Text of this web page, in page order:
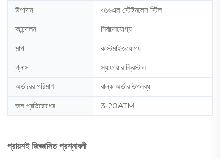
উপাদান ৩১৬এল স্টেইনলেস স্টিল
আন্দোলন নির্বাচনযোগ্য
মাপ কাস্টমাইজযোগ্য
গ্লাস স্যাফায়ার ক্রিস্টাল
অর্ডারের পরিমাণ বাল্ক অর্ডার উপলব্ধ
জল প্রতিরোধের 3-20ATM
প্রায়শই জিজ্ঞাসিত প্রশ্নাবলী